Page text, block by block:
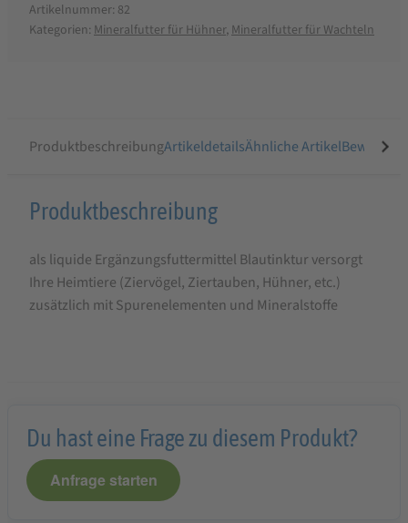
Artikelnummer: 82
Kategorien: Mineralfutter für Hühner,Mineralfutter für Wachteln
ProduktbeschreibungArtikeldetailsÄhnliche Artikel
Produktbeschreibung
Klaus
Blautinktur
Produktbeschreibung
als liquide Ergänzungsfuttermittel Blautinktur versorgt
Ihre Heimtiere (Ziervögel, Ziertauben, Hühner, etc.)
zusätzlich mit Spurenelementen und Mineralstoffe
Du hast eine Frage zu diesem Produkt?
Anfrage starten